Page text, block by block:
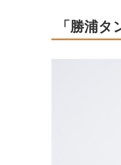
「勝浦